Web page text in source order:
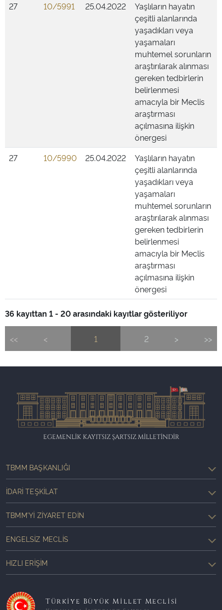
27
10/5991 25.04.2022
Yaşlıların hayatın
çeşitli alanlarında
yaşadıkları veya
yaşamaları
muhtemel sorunların
araştırılarak alınması
gereken tedbirlerin
belirlenmesi
amacıyla bir Meclis
araştırması
açılmasına ilişkin
önergesi
27
10/5990 25.04.2022
Yaşlıların hayatın
çeşitli alanlarında
yaşadıkları veya
yaşamaları
muhtemel sorunların
araştırılarak alınması
gereken tedbirlerin
belirlenmesi
amacıyla bir Meclis
araştırması
açılmasına ilişkin
önergesi
36 kayıttan 1 - 20 arasındaki kayıtlar gösteriliyor
<< < 1 2 > >>
EGEMENLİK KAYITSIZ ŞARTSIZ MİLLETİNDİR
TBMM BAŞKANLIĞI
İDARI TEŞKILAT
TBMM'YI ZIYARET EDIN
ENGELSIZ MECLIS
HIZLI ERIŞIM
Türkiye Büyük Millet Meclisi